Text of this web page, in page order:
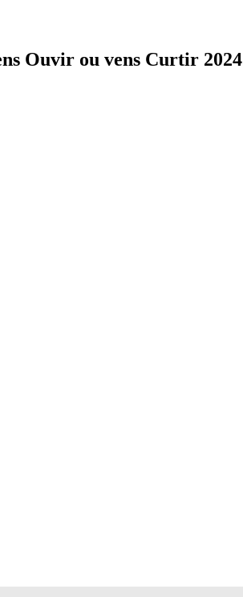
Ouvir ou vens Curtir 2024